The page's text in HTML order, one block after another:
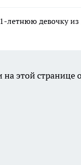
девочку из
этой странице